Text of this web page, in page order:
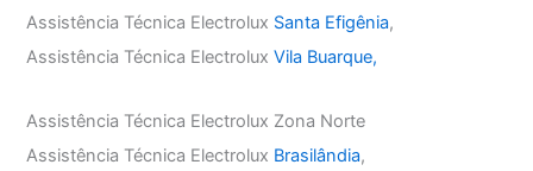
Assistência Técnica Electrolux Santa Efigênia,
Assistência Técnica ElectroluxVila Buarque,
Assistência Técnica Electrolux Zona Norte
Assistência Técnica Electrolux Brasilândia,